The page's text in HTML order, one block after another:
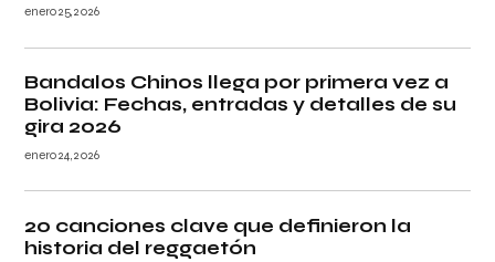
enero 25, 2026
Bandalos Chinos llega por primera vez a
Bolivia: Fechas, entradas y detalles de su
gira 2026
enero 24, 2026
20 canciones clave que definieron la
historia del reggaetón